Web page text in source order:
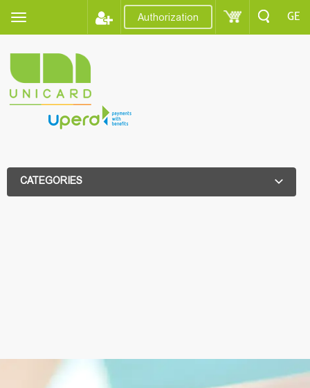
Authorization GE
CATEGORIES